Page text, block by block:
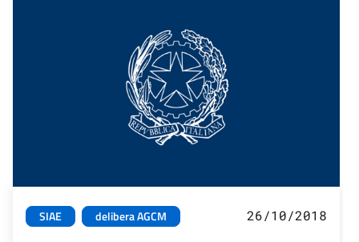
SIAE delibera AGCM 26/10/2018